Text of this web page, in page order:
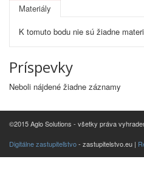
Materiály
K tomuto bodu nie sú žiadne
Príspevky
Neboli nájdené žiadne záznamy
©2015 Aglo Solutions - všetky práva
Digitálne zastupiteľstvo- zastupitelstvo.eu |